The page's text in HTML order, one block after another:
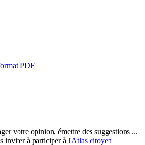
PDF
votre opinion, émettre des suggestions ...
inviter à participer à l'Atlas citoyen